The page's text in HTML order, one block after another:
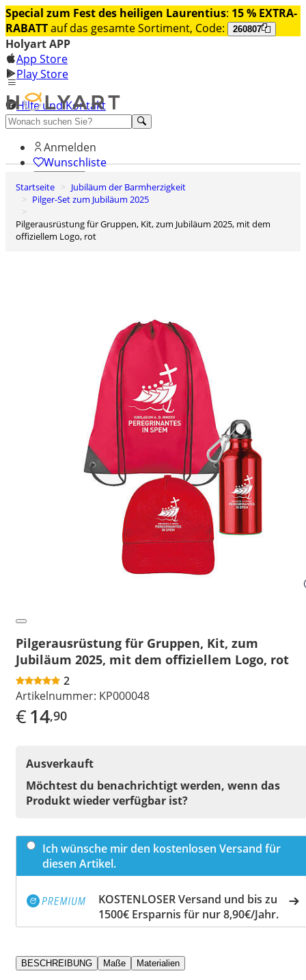
Special zum Fest des heiligen Laurentius: 15 % EXTRA-
RABATTauf das gesamte Sortiment, Code: 260807
Holyart APP
App Store
Play Store
Hilfe und Kontakt
Entdecken Sie Premium
Anmelden
Wunschliste
0
Warenkorb
Startseite
Jubiläum der Barmherzigkeit
Pilger-Set zum Jubiläum 2025
Pilgerausrüstung für Gruppen, Kit, zum Jubiläum 2025, mit dem
offiziellem Logo, rot
Pilgerausrüstung für Gruppen, Kit, zum
Jubiläum 2025, mit dem offiziellem Logo, rot
2
Artikelnummer: KP000048
€14,90
Ausverkauft
Möchtest du benachrichtigt werden, wenn das
Produkt wieder verfügbar ist?
Ich wünsche mir den kostenlosen Versand für
diesen Artikel.
KOSTENLOSER Versand und bis zu
1500€ Ersparnis für nur 8,90€/Jahr.
BESCHREIBUNG Maße Materialien